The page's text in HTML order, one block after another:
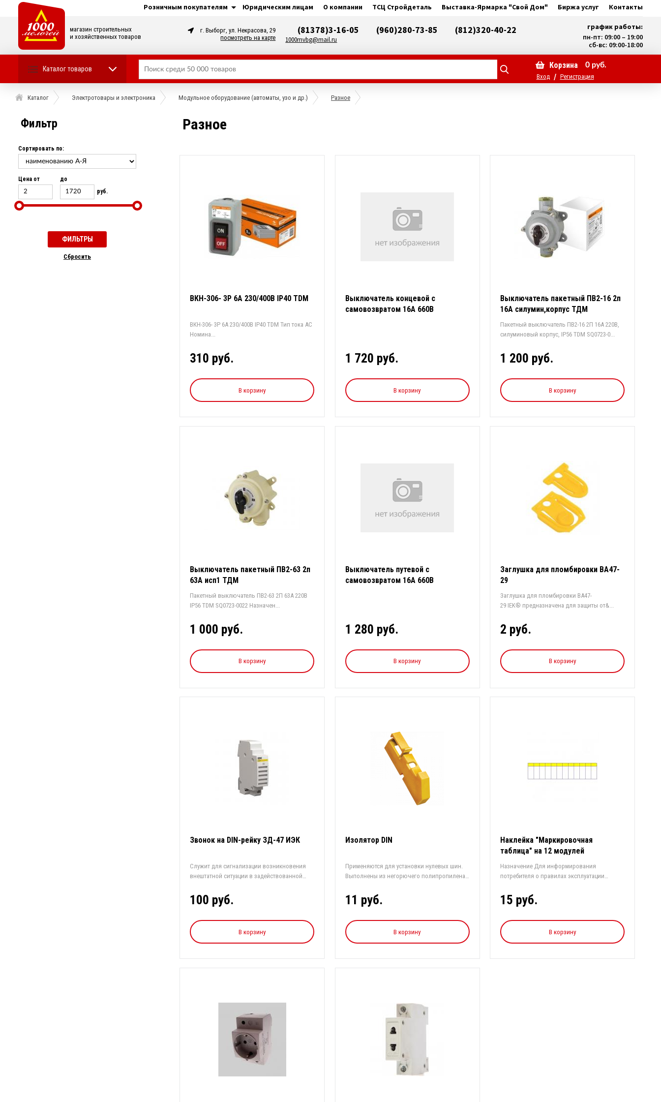
Розничным покупателям Юридическим лицам О компании ТСЦ Стройдеталь Выставка-Ярмарка "Свой Дом" Биржа услуг Контакты
магазин строительных
и хозяйственных товаров
г. Выборг, ул. Некрасова, 29
посмотреть на карте
(81378)3-16-05 (960)280-73-85 (812)320-40-22
1000mvbg@mail.ru
график работы:
пн-пт: 09:00 – 19:00
сб-вс: 09:00-18:00
Каталог товаров Корзина 0руб.
Вход / Регистрация
Каталог Электротовары и электроника Модульное оборудование (автоматы, узо и др.) Разное
Фильтр
Сортировать по:
Цена от
до
руб.
Cбросить
Разное
ВКН-306- 3Р 6А 230/400В IP40 TDM
ВКН-306- 3Р 6А 230/400В IP40 TDM Тип тока АС
Номина...
310 руб.
В корзину
Выключатель концевой с
самовозвратом 16А 660В
1 720 руб.
В корзину
Выключатель пакетный ПВ2-16 2п
16А силумин,корпус ТДМ
Пакетный выключатель ПВ2-16 2П 16А 220В,
силуминовый корпус, IP56 TDM SQ0723-0...
1 200 руб.
В корзину
Выключатель пакетный ПВ2-63 2п
63А исп1 ТДМ
Пакетный выключатель ПВ2-63 2П 63А 220В
IP56 TDM SQ0723-0022 Назначен...
1 000 руб.
В корзину
Выключатель путевой с
самовозвратом 16А 660В
1 280 руб.
В корзину
Заглушка для пломбировки ВА47-
29
Заглушка для пломбировки ВА47-
29 IEK® предназначена для защиты от&...
2 руб.
В корзину
Звонок на DIN-рейку ЗД-47 ИЭК
Служит для сигнализации возникновения
внештатной ситуации в задействованной
100 руб.
В корзину
Изолятор DIN
Применяются для установки нулевых шин.
Выполнены из негорючего полипропилена.
11 руб.
В корзину
Наклейка "Маркировочная
таблица" на 12 модулей
Назначение Для информирования
потребителя о правилах эксплуатации
15 руб.
В корзину